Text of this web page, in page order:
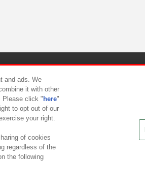
スメント対応方針
and ads. We
it with other
Please click " here"
to opt out of our
your right.
of cookies
regardless of the
the following